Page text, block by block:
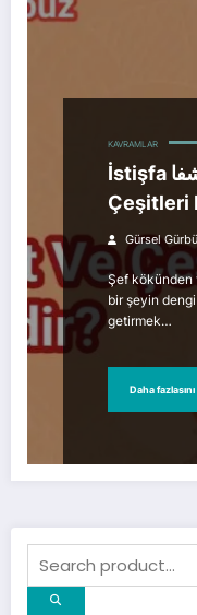
KAVRAMLAR
İstişfa استشفا -Şefaat Ve
Çeşitleri
Gürsel
Şef kökünden
bir şeyin
getirmek…
Daha